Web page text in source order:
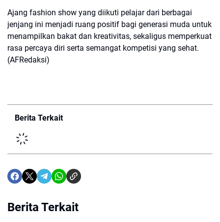
Ajang fashion show yang diikuti pelajar dari berbagai
jenjang ini menjadi ruang positif bagi generasi muda untuk
menampilkan bakat dan kreativitas, sekaligus memperkuat
rasa percaya diri serta semangat kompetisi yang sehat.
(AFRedaksi)
Berita Terkait
Berita Terkait